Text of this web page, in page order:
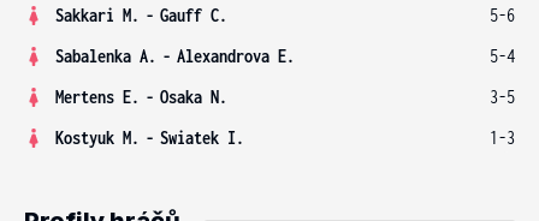
Sakkari M. - Gauff C.
5-6
Sabalenka A. - Alexandrova E.
5-4
Mertens E. - Osaka N.
3-5
Kostyuk M. - Swiatek I. 1-3